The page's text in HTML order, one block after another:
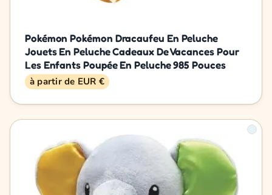
Pokémon Pokémon Dracaufeu En Peluche
Jouets En Peluche Cadeaux De Vacances Pour
Les Enfants Poupée En Peluche 985 Pouces
à partir de EUR €